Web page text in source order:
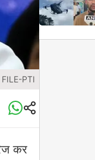
PTI
कर